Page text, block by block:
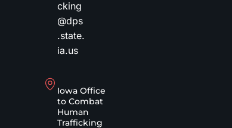
cking
@dps
.state.
ia.us
Iowa Office
to Combat
Human
Trafficking